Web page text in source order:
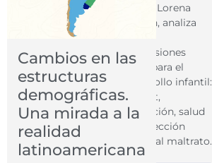
Bein y Lorena
Bolzon, analiza
dimensiones
clave para el
desarrollo infantil:
hábitat,
educación, salud
y protección
frente al maltrato.
Cambios en las
estructuras
demográficas.
Una mirada a la
realidad
latinoamericana